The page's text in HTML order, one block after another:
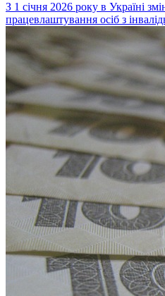
З 1 січня 2026 року в Україні
працевлаштування осіб з